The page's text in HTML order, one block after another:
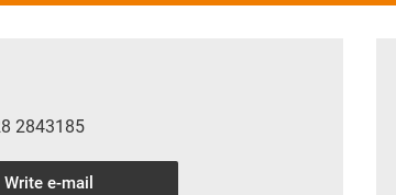
2843185
Write e-mail